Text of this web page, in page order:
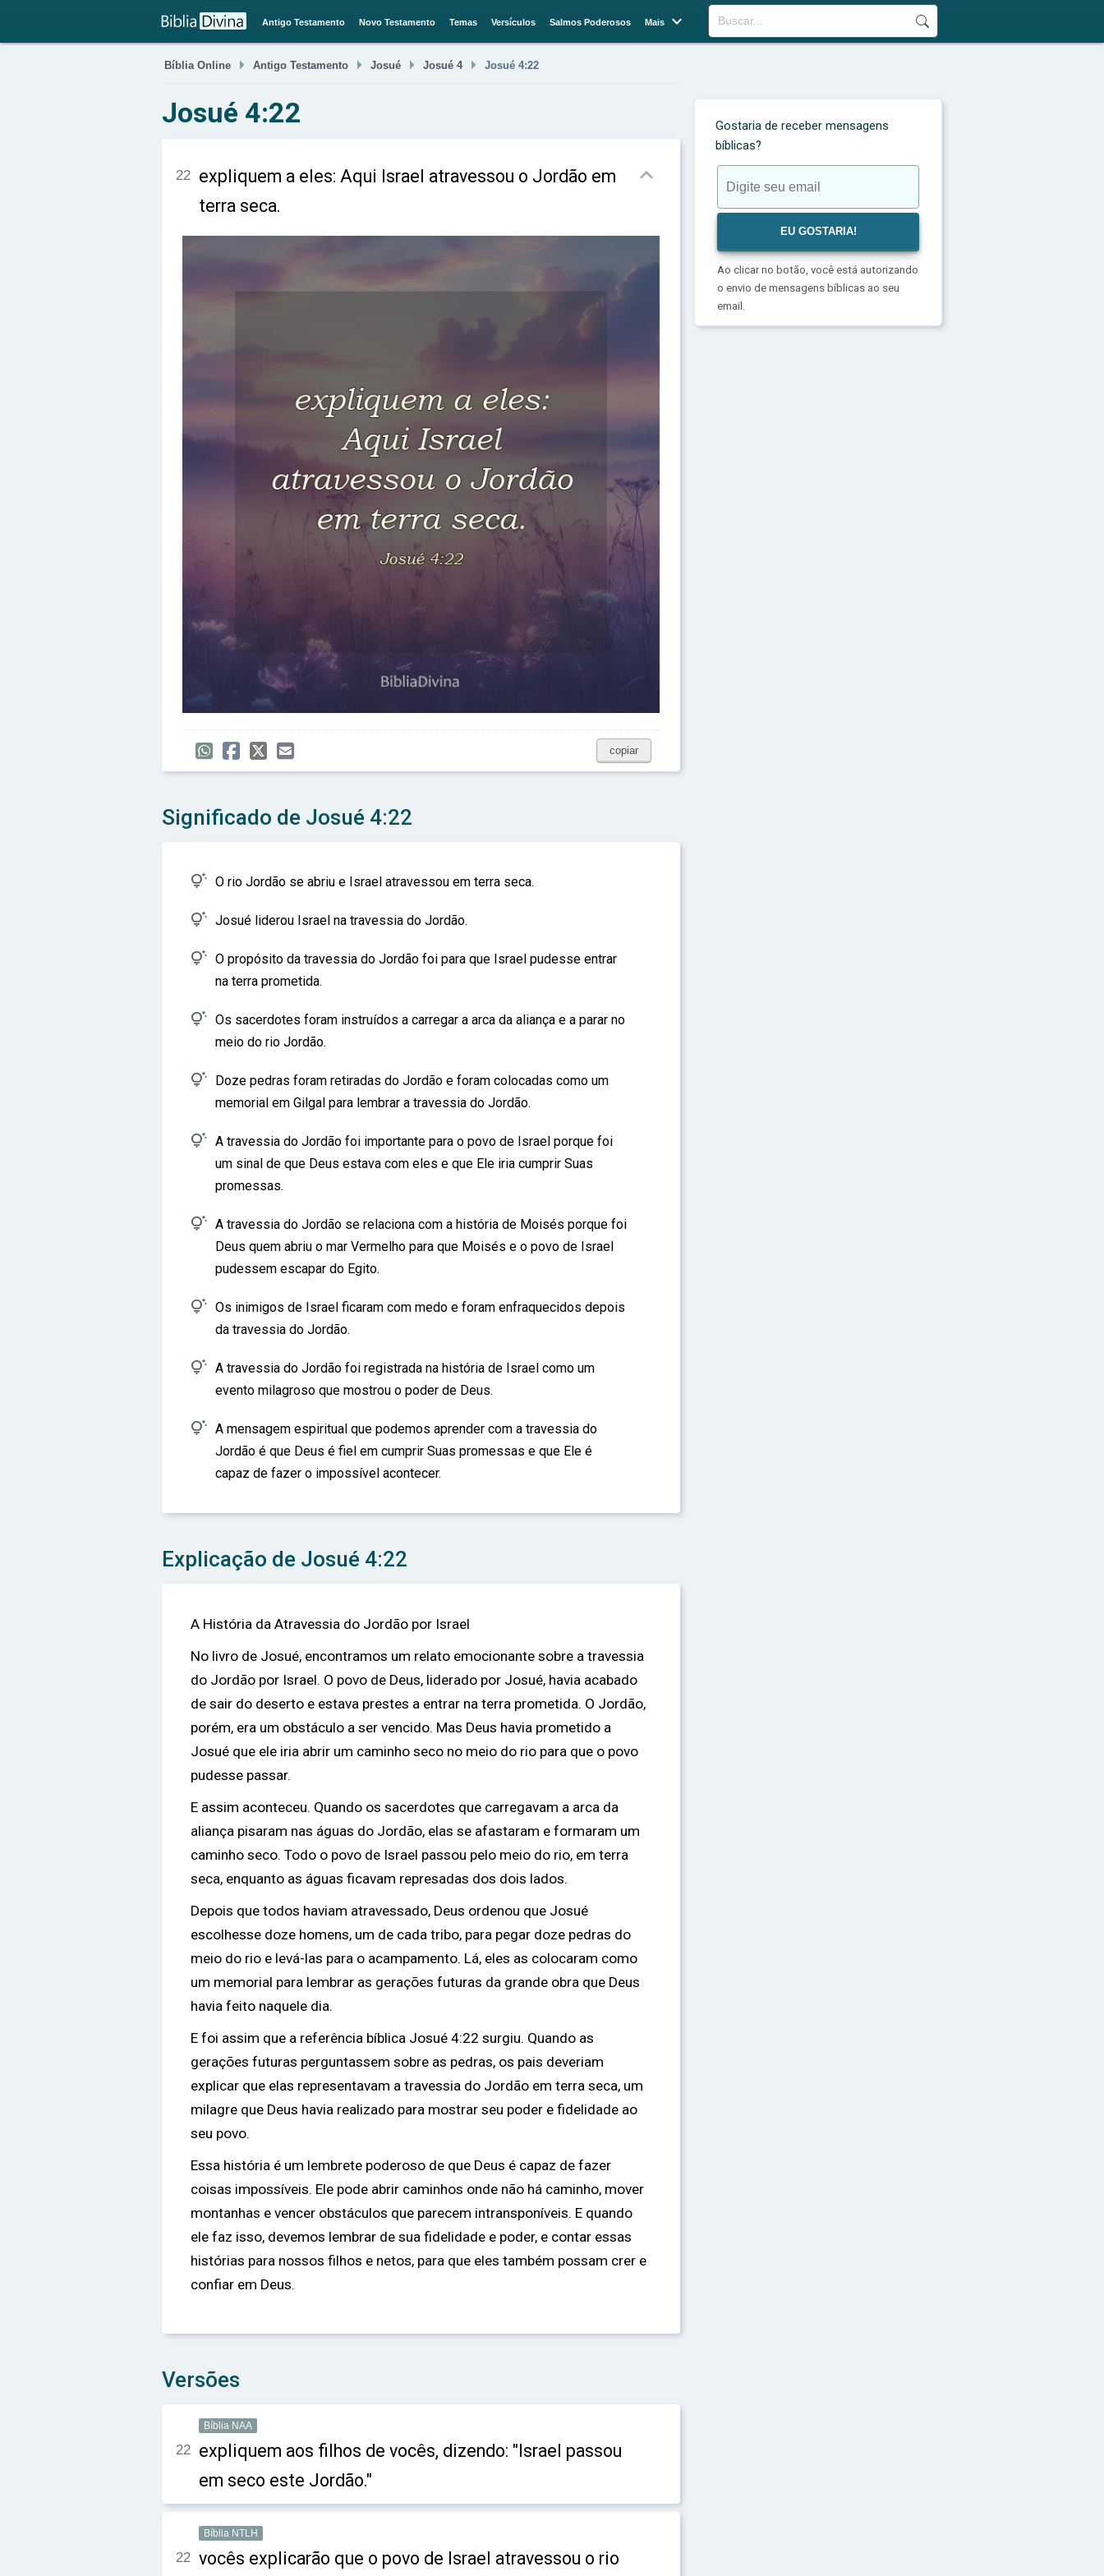
Buscar
Antigo Testamento Novo Testamento Temas Versículos Salmos Poderosos Mais 
Bíblia Online  Antigo Testamento  Josué  Josué 4 Josué 4:22
Josué 4:22
22 expliquem a eles: Aqui Israel atravessou o Jordão em
terra seca.

copiar
Significado de Josué 4:22
 O rio Jordão se abriu e Israel atravessou em terra seca.
 Josué liderou Israel na travessia do Jordão.
 O propósito da travessia do Jordão foi para que Israel pudesse entrar
na terra prometida.
 Os sacerdotes foram instruídos a carregar a arca da aliança e a parar no
meio do rio Jordão.
 Doze pedras foram retiradas do Jordão e foram colocadas como um
memorial em Gilgal para lembrar a travessia do Jordão.
 A travessia do Jordão foi importante para o povo de Israel porque foi
um sinal de que Deus estava com eles e que Ele iria cumprir Suas
promessas.
 A travessia do Jordão se relaciona com a história de Moisés porque foi
Deus quem abriu o mar Vermelho para que Moisés e o povo de Israel
pudessem escapar do Egito.
 Os inimigos de Israel ficaram com medo e foram enfraquecidos depois
da travessia do Jordão.
 A travessia do Jordão foi registrada na história de Israel como um
evento milagroso que mostrou o poder de Deus.
 A mensagem espiritual que podemos aprender com a travessia do
Jordão é que Deus é fiel em cumprir Suas promessas e que Ele é
capaz de fazer o impossível acontecer.
Explicação de Josué 4:22
A História da Atravessia do Jordão por Israel
No livro de Josué, encontramos um relato emocionante sobre a travessia
do Jordão por Israel. O povo de Deus, liderado por Josué, havia acabado
de sair do deserto e estava prestes a entrar na terra prometida. O Jordão,
porém, era um obstáculo a ser vencido. Mas Deus havia prometido a
Josué que ele iria abrir um caminho seco no meio do rio para que o povo
pudesse passar.
E assim aconteceu. Quando os sacerdotes que carregavam a arca da
aliança pisaram nas águas do Jordão, elas se afastaram e formaram um
caminho seco. Todo o povo de Israel passou pelo meio do rio, em terra
seca, enquanto as águas ficavam represadas dos dois lados.
Depois que todos haviam atravessado, Deus ordenou que Josué
escolhesse doze homens, um de cada tribo, para pegar doze pedras do
meio do rio e levá-las para o acampamento. Lá, eles as colocaram como
um memorial para lembrar as gerações futuras da grande obra que Deus
havia feito naquele dia.
E foi assim que a referência bíblica Josué 4:22 surgiu. Quando as
gerações futuras perguntassem sobre as pedras, os pais deveriam
explicar que elas representavam a travessia do Jordão em terra seca, um
milagre que Deus havia realizado para mostrar seu poder e fidelidade ao
seu povo.
Essa história é um lembrete poderoso de que Deus é capaz de fazer
coisas impossíveis. Ele pode abrir caminhos onde não há caminho, mover
montanhas e vencer obstáculos que parecem intransponíveis. E quando
ele faz isso, devemos lembrar de sua fidelidade e poder, e contar essas
histórias para nossos filhos e netos, para que eles também possam crer e
confiar em Deus.
Versões
Bíblia NAA
22 expliquem aos filhos de vocês, dizendo: "Israel passou
em seco este Jordão."
Bíblia NTLH
22 vocês explicarão que o povo de Israel atravessou o rio
Gostaria de receber mensagens
bíblicas?
Ao clicar no botão, você está autorizando
o envio de mensagens bíblicas ao seu
email.